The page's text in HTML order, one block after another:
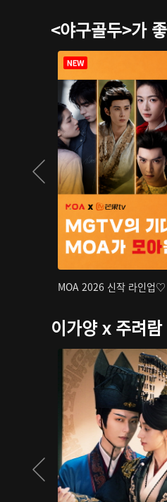
<야구골두>가
MOA 2026 신작 라인업♡
이가양 x 주려람